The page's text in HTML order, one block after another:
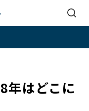
年はどこに